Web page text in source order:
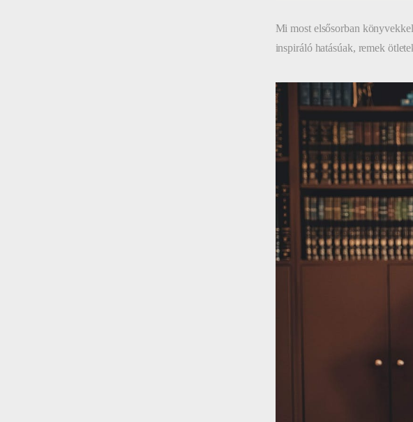
Mi most elsősorban
inspiráló hatásúak, remek